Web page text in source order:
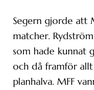
Segern gjorde att
matcher.
som hade kunnat
och då framför
planhalva. MFF